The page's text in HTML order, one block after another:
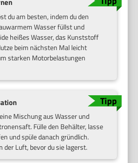
du am besten, indem du den
Wasser füllst und
heißes Wasser, das Kunststoff
beim nächsten Mal leicht
starken Motorbelastungen
Mischung aus Wasser und
Fülle den Behälter, lasse
und spüle danach gründlich.
der Luft, bevor du sie lagerst.